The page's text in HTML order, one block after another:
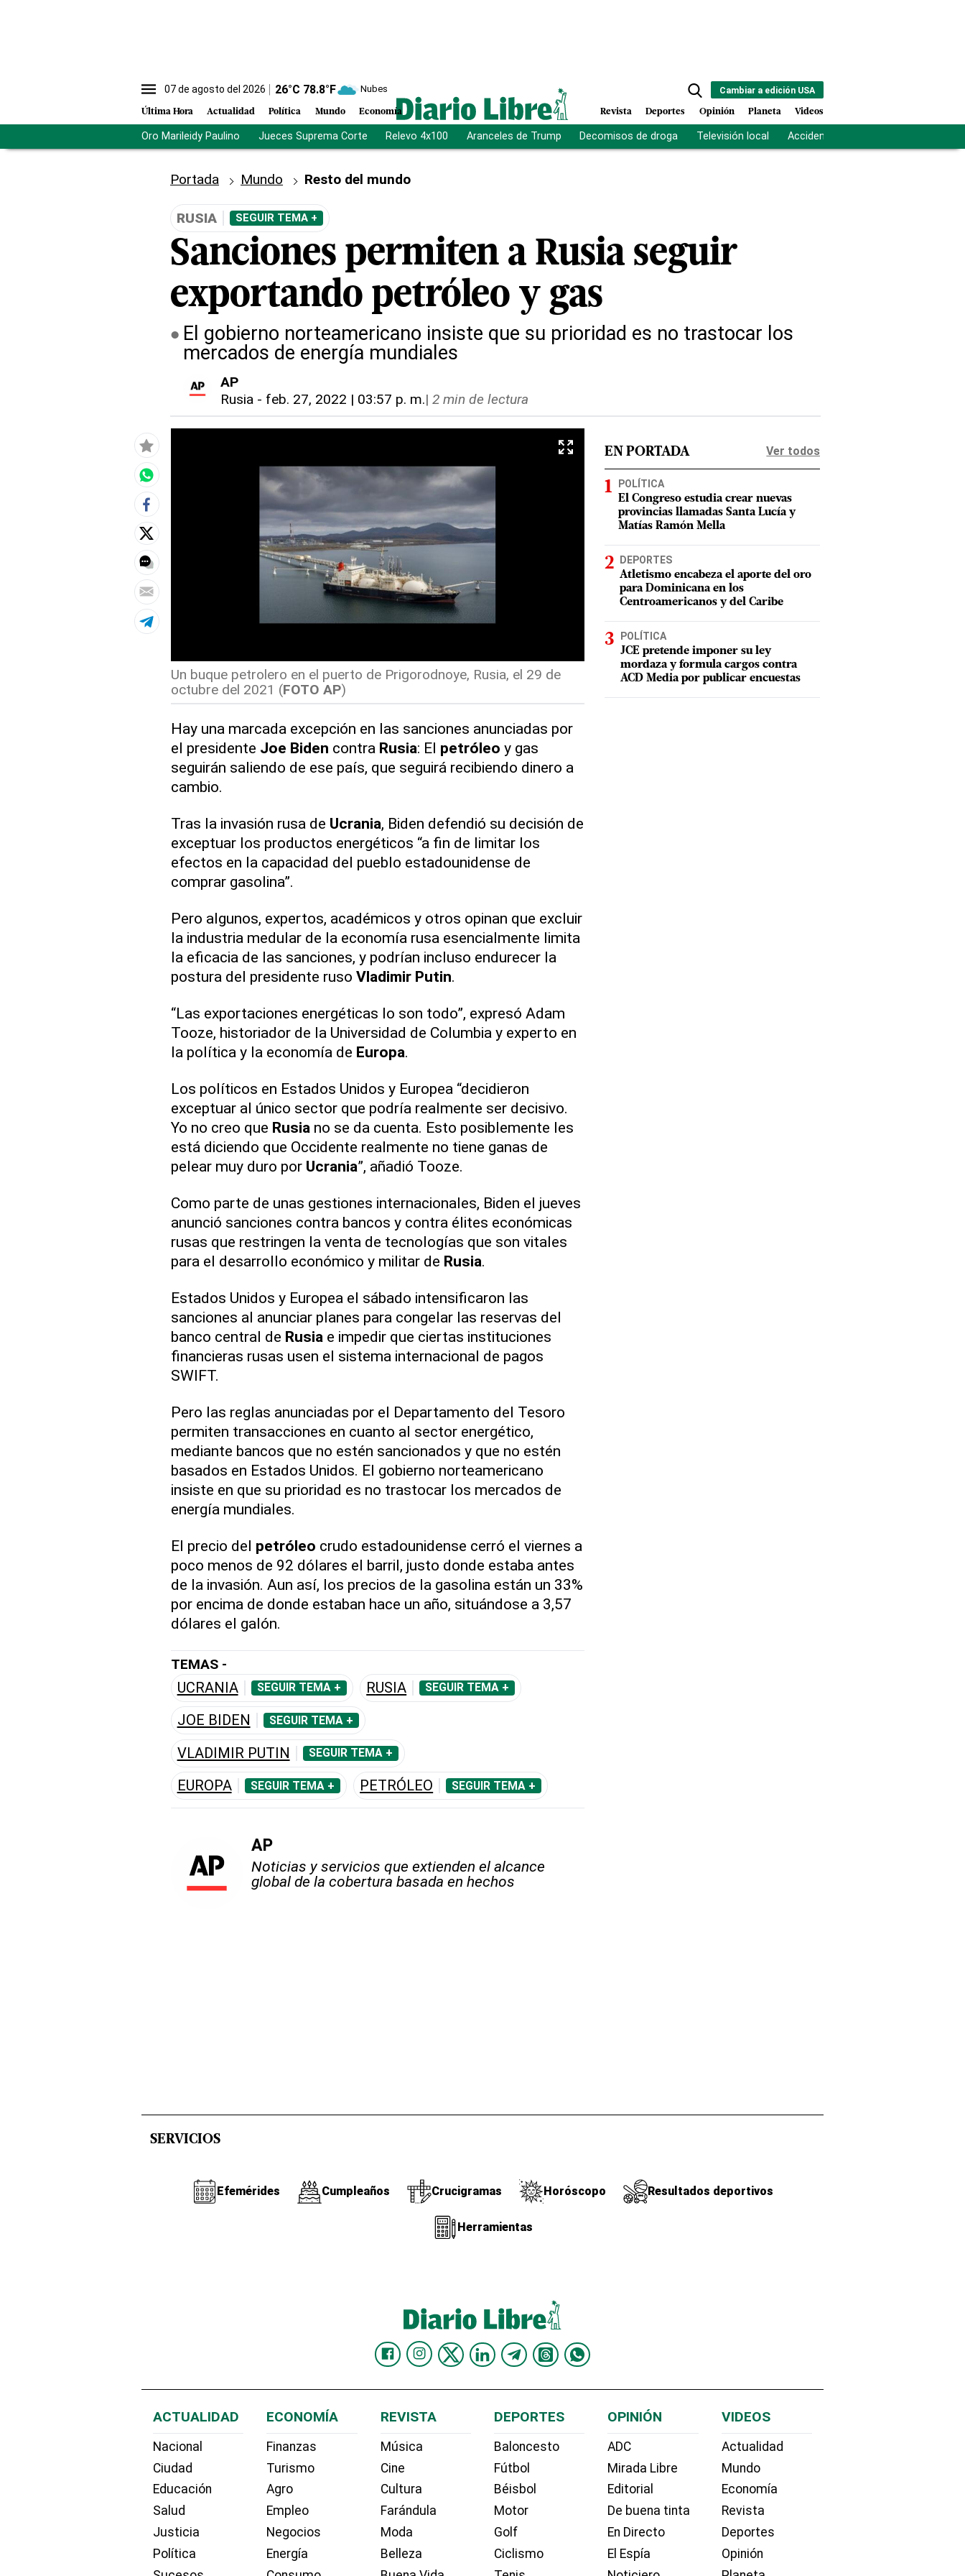
07 de agosto del 2026 26°C 78.8°F Nubes
Última Hora Actualidad Política Mundo Economía
Cambiar a edición USA
Revista Deportes Opinión Planeta Videos
Oro Marileidy Paulino Jueces Suprema Corte Relevo 4x100 Aranceles de Trump Decomisos de droga Televisión local Accidente Los Ríos
Portada Mundo Resto del mundo
RUSIA SEGUIR TEMA +
Sanciones permiten a Rusia seguir
exportando petróleo y gas
El gobierno norteamericano insiste que su prioridad es no trastocar los
mercados de energía mundiales
AP
Rusia - feb. 27, 2022 | 03:57 p. m.| 2 min de lectura
Un buque petrolero en el puerto de Prigorodnoye, Rusia, el 29 de
octubre del 2021 (FOTO AP)
Hay una marcada excepción en las sanciones anunciadas por
el presidente Joe Biden contra Rusia: El petróleo y gas
seguirán saliendo de ese país, que seguirá recibiendo dinero a
cambio.
Tras la invasión rusa de Ucrania, Biden defendió su decisión de
exceptuar los productos energéticos “a fin de limitar los
efectos en la capacidad del pueblo estadounidense de
comprar gasolina”.
Pero algunos, expertos, académicos y otros opinan que excluir
la industria medular de la economía rusa esencialmente limita
la eficacia de las sanciones, y podrían incluso endurecer la
postura del presidente ruso Vladimir Putin.
“Las exportaciones energéticas lo son todo”, expresó Adam
Tooze, historiador de la Universidad de Columbia y experto en
la política y la economía de Europa.
Los políticos en Estados Unidos y Europea “decidieron
exceptuar al único sector que podría realmente ser decisivo.
Yo no creo que Rusia no se da cuenta. Esto posiblemente les
está diciendo que Occidente realmente no tiene ganas de
pelear muy duro por Ucrania”, añadió Tooze.
Como parte de unas gestiones internacionales, Biden el jueves
anunció sanciones contra bancos y contra élites económicas
rusas que restringen la venta de tecnologías que son vitales
para el desarrollo económico y militar de Rusia.
Estados Unidos y Europea el sábado intensificaron las
sanciones al anunciar planes para congelar las reservas del
banco central de Rusia e impedir que ciertas instituciones
financieras rusas usen el sistema internacional de pagos
SWIFT.
Pero las reglas anunciadas por el Departamento del Tesoro
permiten transacciones en cuanto al sector energético,
mediante bancos que no estén sancionados y que no estén
basados en Estados Unidos. El gobierno norteamericano
insiste en que su prioridad es no trastocar los mercados de
energía mundiales.
El precio del petróleo crudo estadounidense cerró el viernes a
poco menos de 92 dólares el barril, justo donde estaba antes
de la invasión. Aun así, los precios de la gasolina están un 33%
por encima de donde estaban hace un año, situándose a 3,57
dólares el galón.
TEMAS -
UCRANIA SEGUIR TEMA + RUSIA SEGUIR TEMA +
JOE BIDEN SEGUIR TEMA +
VLADIMIR PUTIN SEGUIR TEMA +
EUROPA SEGUIR TEMA + PETRÓLEO SEGUIR TEMA +
AP
Noticias y servicios que extienden el alcance
global de la cobertura basada en hechos
EN PORTADA Ver todos
POLÍTICA
El Congreso estudia crear nuevas
provincias llamadas Santa Lucía y
Matías Ramón Mella
DEPORTES
Atletismo encabeza el aporte del oro
para Dominicana en los
Centroamericanos y del Caribe
POLÍTICA
JCE pretende imponer su ley
mordaza y formula cargos contra
ACD Media por publicar encuestas
SERVICIOS
Efemérides Cumpleaños Crucigramas Horóscopo Resultados deportivos
Herramientas
ACTUALIDAD
Nacional
Ciudad
Educación
Salud
Justicia
Política
ECONOMÍA
Finanzas
Turismo
Agro
Empleo
Negocios
Energía
REVISTA
Música
Cine
Cultura
Farándula
Moda
Belleza
DEPORTES
Baloncesto
Fútbol
Béisbol
Motor
Golf
Ciclismo
OPINIÓN
ADC
Mirada Libre
Editorial
De buena tinta
En Directo
El Espía
VIDEOS
Actualidad
Mundo
Economía
Revista
Deportes
Opinión